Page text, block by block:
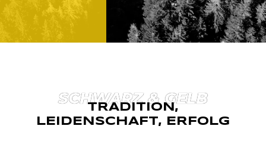
SCHWARZ & GELB
TRADITION,
LEIDENSCHAFT, ERFOLG